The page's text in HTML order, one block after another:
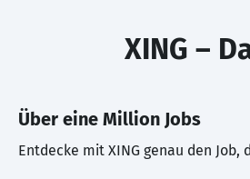
XING –
Über eine Million Jobs
Entdecke mit XING genau den Job,